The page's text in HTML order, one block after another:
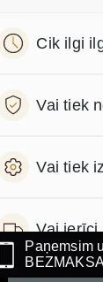
Cik ilgi
Vai tiek
Vai tiek
Vai ierīci
Paņemsim